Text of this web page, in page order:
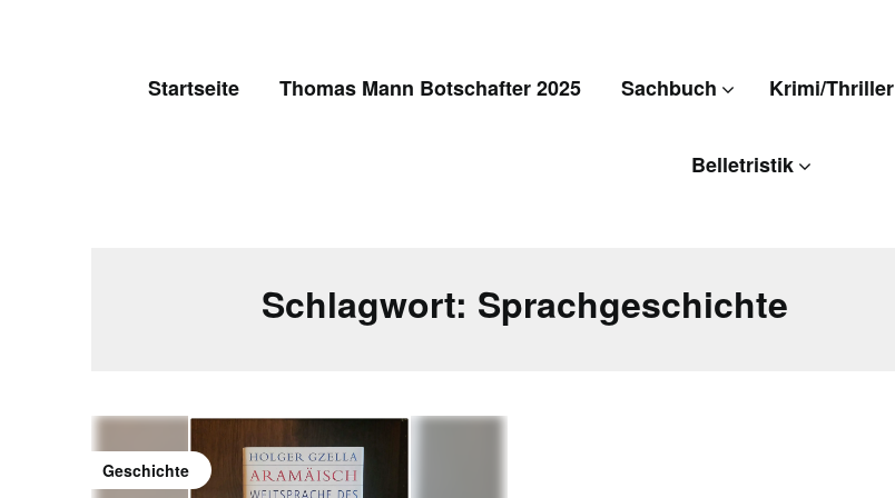
Startseite Thomas Mann Botschafter 2025 Sachbuch Krimi/Thriller
Belletristik
Schlagwort: Sprachgeschichte
Geschichte